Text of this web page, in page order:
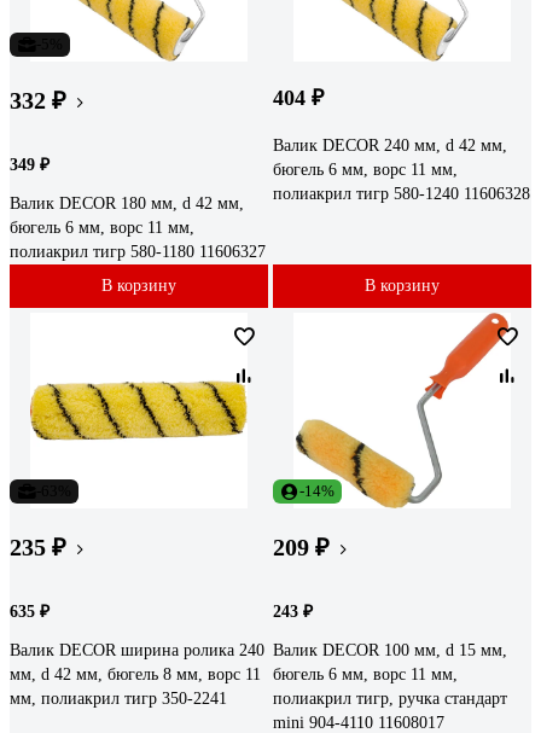
332 ₽
349 ₽
Валик DECOR 180 мм, d 42 мм,
бюгель 6 мм, ворс 11 мм,
полиакрил тигр 580-1180 11606327
В корзину
404 ₽
Валик DECOR 240 мм, d 42 мм,
бюгель 6 мм, ворс 11 мм,
полиакрил тигр 580-1240 11606328
В корзину
235 ₽
635 ₽
Валик DECOR ширина ролика 240
мм, d 42 мм, бюгель 8 мм, ворс 11
мм, полиакрил тигр 350-2241
-14%
209 ₽
243 ₽
Валик DECOR 100 мм, d 15 мм,
бюгель 6 мм, ворс 11 мм,
полиакрил тигр, ручка стандарт
mini 904-4110 11608017